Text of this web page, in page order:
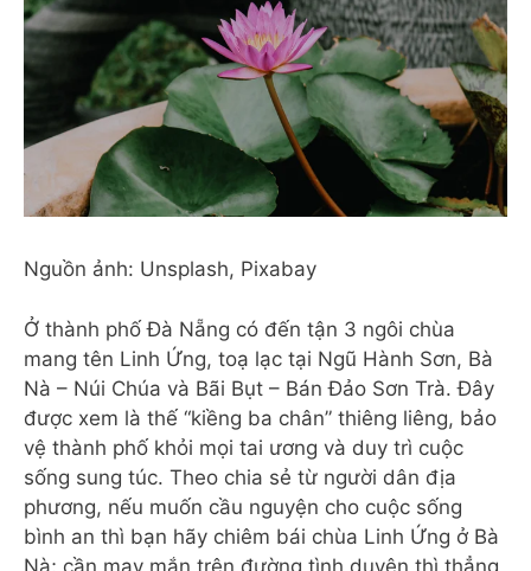
Nguồn ảnh: Unsplash, Pixabay
Ở thành phố Đà Nẵng có đến tận 3 ngôi chùa
mang tên Linh Ứng, toạ lạc tại Ngũ Hành Sơn, Bà
Nà – Núi Chúa và Bãi Bụt – Bán Đảo Sơn Trà. Đây
được xem là thế “kiềng ba chân” thiêng liêng, bảo
vệ thành phố khỏi mọi tai ương và duy trì cuộc
sống sung túc. Theo chia sẻ từ người dân địa
phương, nếu muốn cầu nguyện cho cuộc sống
bình an thì bạn hãy chiêm bái chùa Linh Ứng ở Bà
Nà; cần may mắn trên đường tình duyên thì thẳng